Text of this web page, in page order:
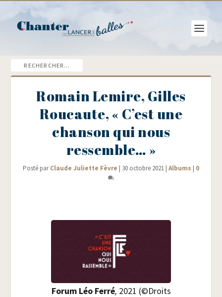
Romain Lemire, Gilles
Roucaute, « C’est une
chanson qui nous
ressemble… »
Posté parClaude Juliette Fèvre | 30 octobre 2021 | Albums | 0
Forum Léo Fer­ré, 2021 (©Droits